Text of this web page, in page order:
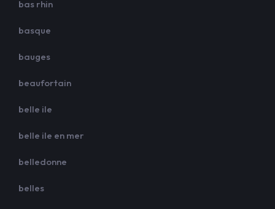
bas rhin
basque
bauges
beaufortain
belle ile
belle ile en mer
belledonne
belles